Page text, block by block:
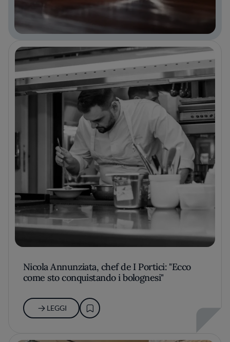
Nicola Annunziata, chef de I Portici: "Ecco
come sto conquistando i bolognesi"
LEGGI